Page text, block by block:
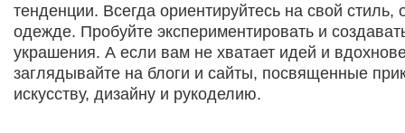
тенденции. Всегда ориентируйтесь на свой стиль,
одежде. Пробуйте экспериментировать и
украшения. А если вам не хватает идей и
заглядывайте на блоги и сайты, посвященные
искусству, дизайну и рукоделию.